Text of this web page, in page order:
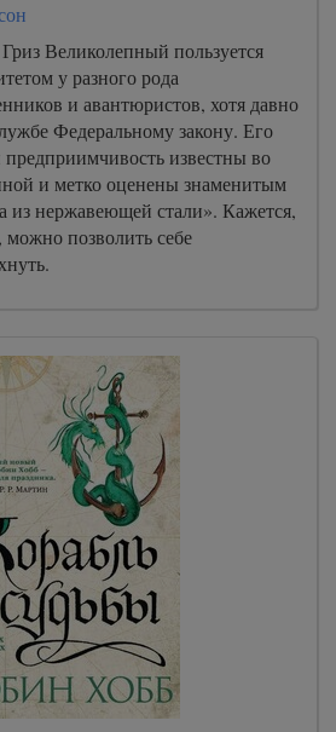
Великолепный пользуется
у разного рода
и авантюристов, хотя давно
Федеральному закону. Его
предприимчивость известны во
и метко оценены знаменитым
нержавеющей стали». Кажется,
можно позволить себе